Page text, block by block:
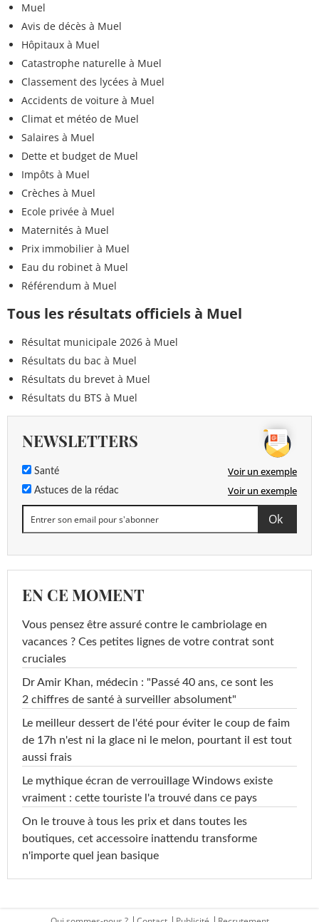
Muel
Avis de décès à Muel
Hôpitaux à Muel
Catastrophe naturelle à Muel
Classement des lycées à Muel
Accidents de voiture à Muel
Climat et météo de Muel
Salaires à Muel
Dette et budget de Muel
Impôts à Muel
Crèches à Muel
Ecole privée à Muel
Maternités à Muel
Prix immobilier à Muel
Eau du robinet à Muel
Référendum à Muel
Tous les résultats officiels à Muel
Résultat municipale 2026 à Muel
Résultats du bac à Muel
Résultats du brevet à Muel
Résultats du BTS à Muel
NEWSLETTERS
Santé Voir un exemple
Astuces de la rédac Voir un exemple
EN CE MOMENT
Vous pensez être assuré contre le cambriolage en
vacances ? Ces petites lignes de votre contrat sont
cruciales
Dr Amir Khan, médecin : "Passé 40 ans, ce sont les
2 chiffres de santé à surveiller absolument"
Le meilleur dessert de l'été pour éviter le coup de faim
de 17h n'est ni la glace ni le melon, pourtant il est tout
aussi frais
Le mythique écran de verrouillage Windows existe
vraiment : cette touriste l'a trouvé dans ce pays
On le trouve à tous les prix et dans toutes les
boutiques, cet accessoire inattendu transforme
n'importe quel jean basique